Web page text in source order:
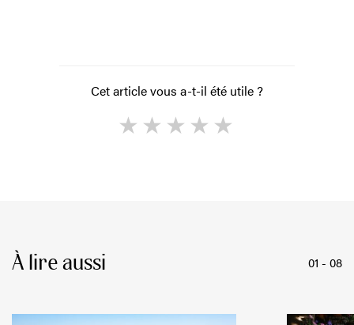
Cet article vous a-t-il été utile ?
4
3
2
1
À lire aussi 01 - 08